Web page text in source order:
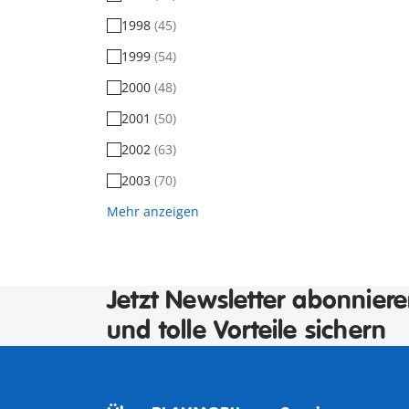
1998 (45)
1999 (54)
2000 (48)
2001 (50)
2002 (63)
2003 (70)
Mehr anzeigen
Jetzt Newsletter
und tolle Vorteile sichern